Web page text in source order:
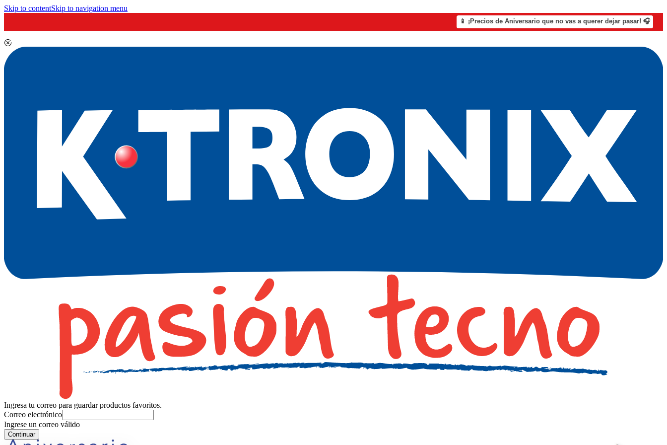
Skip to contentSkip to navigation menu
📱 ¡Precios de Aniversario que no vas a querer dejar pasar! 🎧
Ingresa tu correo para guardar productos favoritos.
Correo electrónico
Ingrese un correo válido
Continuar